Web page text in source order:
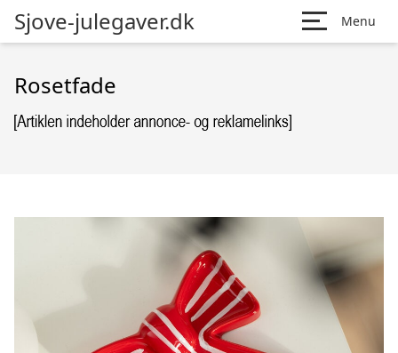
Sjove-julegaver.dk Menu
Rosetfade